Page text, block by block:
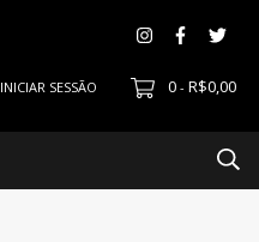
INICIAR SESSÃO 0 - R$0,00